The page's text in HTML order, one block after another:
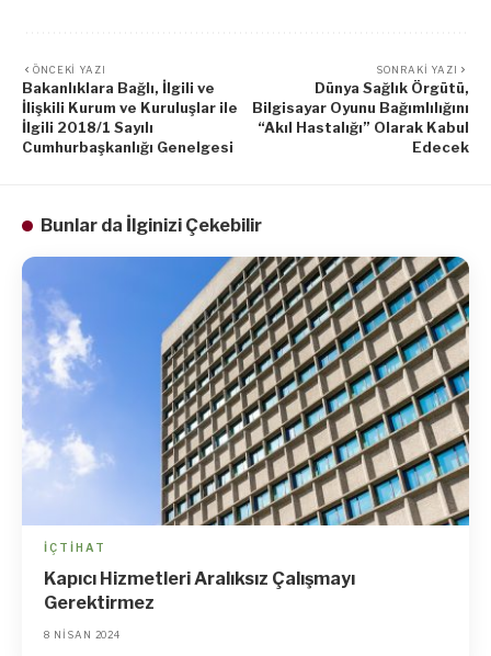
ÖNCEKI YAZI
Bakanlıklara Bağlı, İlgili ve
İlişkili Kurum ve Kuruluşlar ile
İlgili 2018/1 Sayılı
Cumhurbaşkanlığı Genelgesi
SONRAKI YAZI
Dünya Sağlık Örgütü,
Bilgisayar Oyunu Bağımlılığını
“Akıl Hastalığı” Olarak Kabul
Edecek
Bunlar da İlginizi Çekebilir
İÇTIHAT
Kapıcı Hizmetleri Aralıksız Çalışmayı
Gerektirmez
8 NISAN 2024